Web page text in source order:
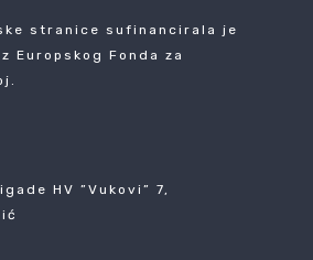
stranice sufinancirala je
Europskog Fonda za
HV ”Vukovi” 7,